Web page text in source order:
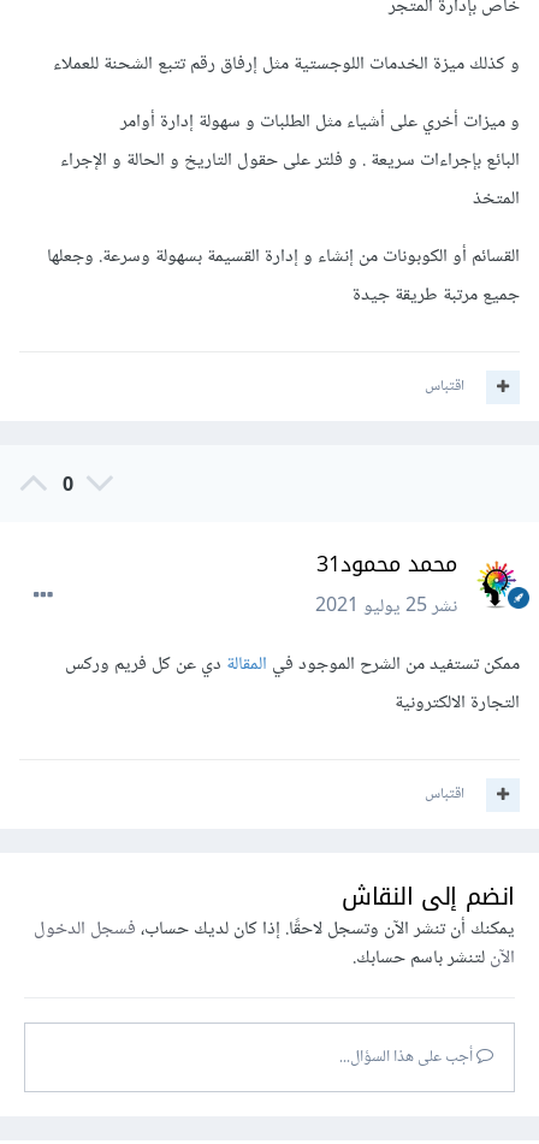
خاص بإدارة المتجر
و كذلك ميزة الخدمات اللوجستية مثل إرفاق رقم تتبع الشحنة للعملاء
و ميزات أخري على أشياء مثل الطلبات و سهولة إدارة أوامر
البائع بإجراءات سريعة . و فلتر على حقول التاريخ و الحالة و الإجراء
المتخذ
القسائم أو الكوبونات من إنشاء و إدارة القسيمة بسهولة وسرعة. وجعلها
جميع مرتبة طريقة جيدة
اقتباس
0
محمد محمود31
نشر25 يوليو 2021
ممكن تستفيد من الشرح الموجود في المقالةدي عن كل فريم وركس
التجارة الالكترونية
اقتباس
انضم إلى النقاش
يمكنك أن تنشر الآن وتسجل لاحقًا. إذا كان لديك حساب،فسجل الدخول
الآنلتنشر باسم حسابك.
أجب على هذا السؤال...